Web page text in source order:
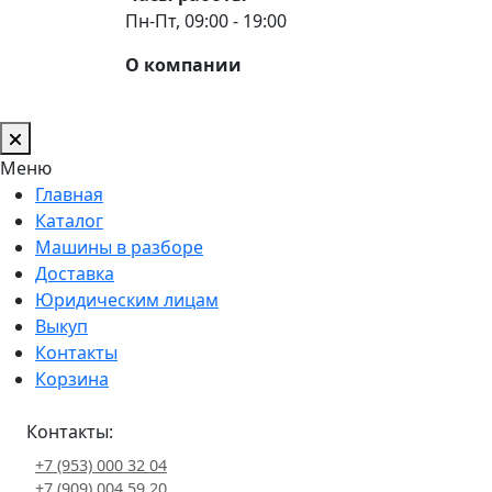
Пн-Пт, 09:00 - 19:00
О компании
Меню
Главная
Каталог
Машины в разборе
Доставка
Юридическим лицам
Выкуп
Контакты
Корзина
Контакты:
+7 (953) 000 32 04